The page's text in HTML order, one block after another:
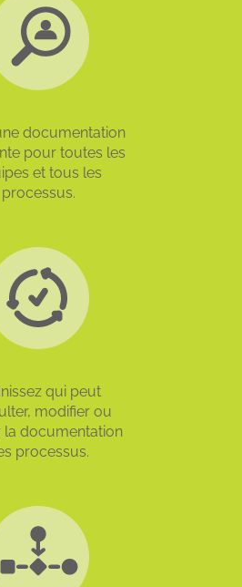
documentation
pour toutes les
et tous les
processus.
qui peut
modifier ou
la documentation
processus.